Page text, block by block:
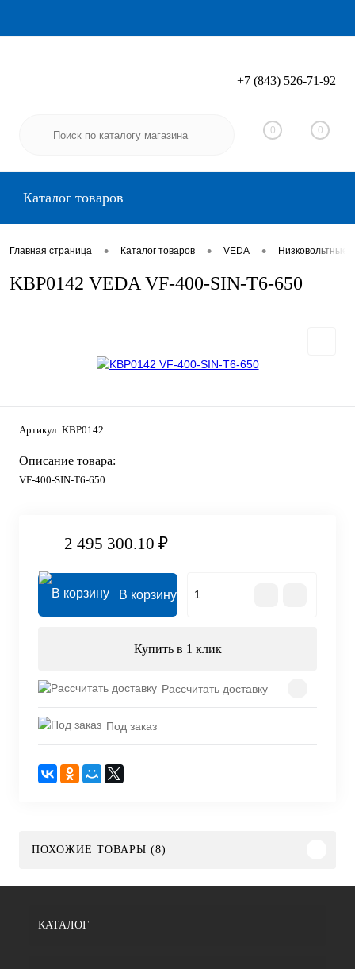
Вход Регистрация
+7 (843) 526-71-92
0 0
Каталог товаров
Главная страница • Каталог товаров • VEDA •
KBP0142 VEDA VF-400-SIN-T6-650
Артикул: KBP0142
Описание товара:
VF-400-SIN-T6-650
2 495 300.10 ₽
В корзину
Купить в 1 клик
Рассчитать доставку
Под заказ
ПОХОЖИЕ ТОВАРЫ (8)
КАТАЛОГ